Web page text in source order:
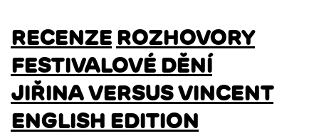
RECENZE ROZHOVORY
FESTIVALOVÉ DĚNÍ
JIŘINA VERSUS VINCENT
ENGLISH EDITION